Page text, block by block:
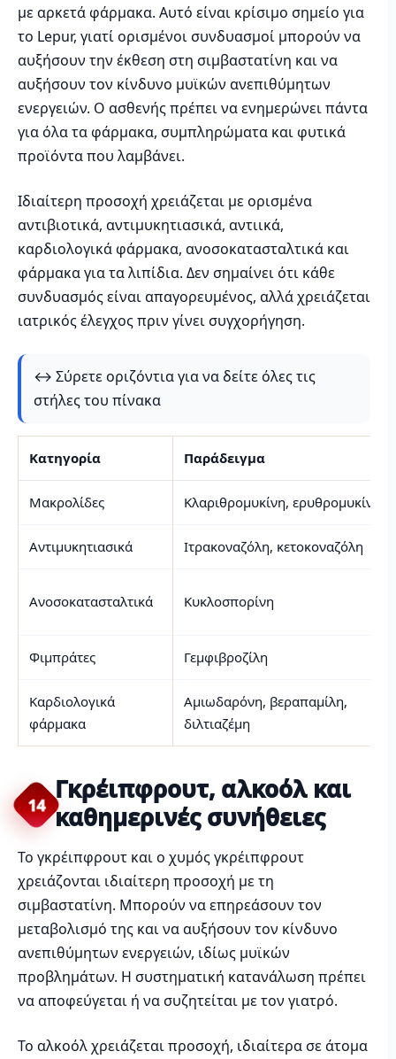
με αρκετά φάρμακα. Αυτό είναι κρίσιμο σημείο για
το Lepur, γιατί ορισμένοι συνδυασμοί μπορούν να
αυξήσουν την έκθεση στη σιμβαστατίνη και να
αυξήσουν τον κίνδυνο μυϊκών ανεπιθύμητων
ενεργειών. Ο ασθενής πρέπει να ενημερώνει πάντα
για όλα τα φάρμακα, συμπληρώματα και φυτικά
προϊόντα που λαμβάνει.
Ιδιαίτερη προσοχή χρειάζεται με ορισμένα
αντιβιοτικά, αντιμυκητιασικά, αντιικά,
καρδιολογικά φάρμακα, ανοσοκατασταλτικά και
φάρμακα για τα λιπίδια. Δεν σημαίνει ότι κάθε
συνδυασμός είναι απαγορευμένος, αλλά χρειάζεται
ιατρικός έλεγχος πριν γίνει συγχορήγηση.
↔️ Σύρετε οριζόντια για να δείτε όλες τις
στήλες του πίνακα
Κατηγορία Παράδειγμα
Μακρολίδες Κλαριθρομυκίνη, ερυθρομυκίνη
Αντιμυκητιασικά Ιτρακοναζόλη, κετοκοναζόλη
Ανοσοκατασταλτικά Κυκλοσπορίνη
Φιμπράτες Γεμφιβροζίλη
Καρδιολογικά
φάρμακα
Αμιωδαρόνη, βεραπαμίλη,
διλτιαζέμη
14 Γκρέιπφρουτ, αλκοόλ και
καθημερινές συνήθειες
Το γκρέιπφρουτ και ο χυμός γκρέιπφρουτ
χρειάζονται ιδιαίτερη προσοχή με τη
σιμβαστατίνη. Μπορούν να επηρεάσουν τον
μεταβολισμό της και να αυξήσουν τον κίνδυνο
ανεπιθύμητων ενεργειών, ιδίως μυϊκών
προβλημάτων. Η συστηματική κατανάλωση πρέπει
να αποφεύγεται ή να συζητείται με τον γιατρό.
Το αλκοόλ χρειάζεται προσοχή, ιδιαίτερα σε άτομα